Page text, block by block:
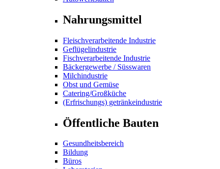
Nahrungsmittel
Fleischverarbeitende Industrie
Geflügelindustrie
Fischverarbeitende Industrie
Bäckergewerbe / Süsswaren
Milchindustrie
Obst und Gemüse
Catering/Großküche
(Erfrischungs) getränkeindustrie
Öffentliche Bauten
Gesundheitsbereich
Bildung
Büros